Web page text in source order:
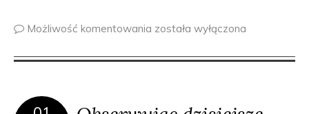
Możliwość komentowania została wyłączona